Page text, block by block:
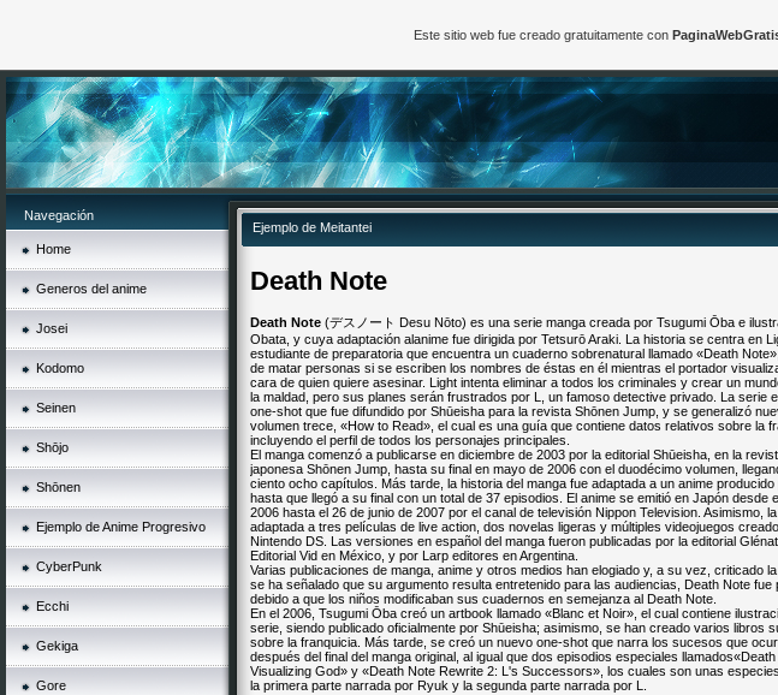
Navegación
Home
Generos del anime
Josei
Kodomo
Seinen
Shōjo
Shōnen
Ejemplo de Anime Progresivo
CyberPunk
Ecchi
Gekiga
Gore
Ejemplo de Meitantei
Death Note
Death Note (デスノート Desu Nōto) es una serie manga creada por Tsugumi Ōba e
Obata, y cuya adaptación alanime fue dirigida por Tetsurō Araki. La historia se centra en
estudiante de preparatoria que encuentra un cuaderno sobrenatural llamado «Death
de matar personas si se escriben los nombres de éstas en él mientras el portador
cara de quien quiere asesinar. Light intenta eliminar a todos los criminales y crear un
la maldad, pero sus planes serán frustrados por L, un famoso detective privado. La serie
one-shot que fue difundido por Shūeisha para la revista Shōnen Jump, y se generalizó
volumen trece, «How to Read», el cual es una guía que contiene datos relativos sobre la
incluyendo el perfil de todos los personajes principales.
El manga comenzó a publicarse en diciembre de 2003 por la editorial Shūeisha, en la
japonesa Shōnen Jump, hasta su final en mayo de 2006 con el duodécimo volumen,
ciento ocho capítulos. Más tarde, la historia del manga fue adaptada a un anime producido
hasta que llegó a su final con un total de 37 episodios. El anime se emitió en Japón desde
2006 hasta el 26 de junio de 2007 por el canal de televisión Nippon Television. Asimismo,
adaptada a tres películas de live action, dos novelas ligeras y múltiples videojuegos
Nintendo DS. Las versiones en español del manga fueron publicadas por la editorial
Editorial Vid en México, y por Larp editores en Argentina.
Varias publicaciones de manga, anime y otros medios han elogiado y, a su vez, criticado
se ha señalado que su argumento resulta entretenido para las audiencias, Death Note fue
debido a que los niños modificaban sus cuadernos en semejanza al Death Note.
En el 2006, Tsugumi Ōba creó un artbook llamado «Blanc et Noir», el cual contiene
serie, siendo publicado oficialmente por Shūeisha; asimismo, se han creado varios libros
sobre la franquicia. Más tarde, se creó un nuevo one-shot que narra los sucesos que
después del final del manga original, al igual que dos episodios especiales
Visualizing God» y «Death Note Rewrite 2: L's Successors», los cuales son unas
la primera parte narrada por Ryuk y la segunda parte narrada por L.
Este sitio web fue creado gratuitamente con